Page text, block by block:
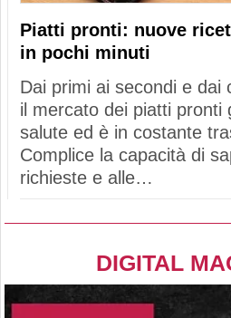
Piatti pronti: nuove
in pochi minuti
Dai primi ai secondi e dai
il mercato dei piatti pronti
salute ed è in costante
Complice la capacità di
richieste e alle…
DIGITAL